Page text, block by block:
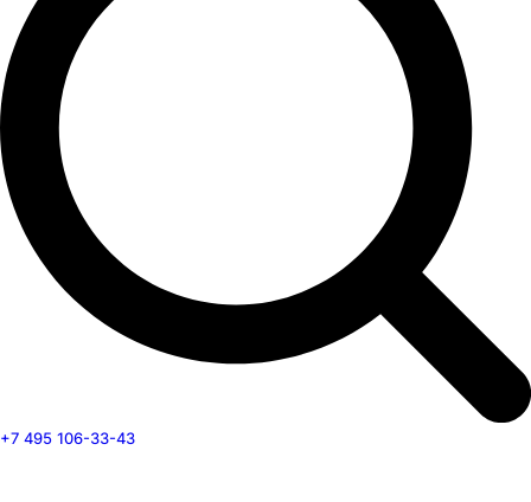
+7 495 106-33-43